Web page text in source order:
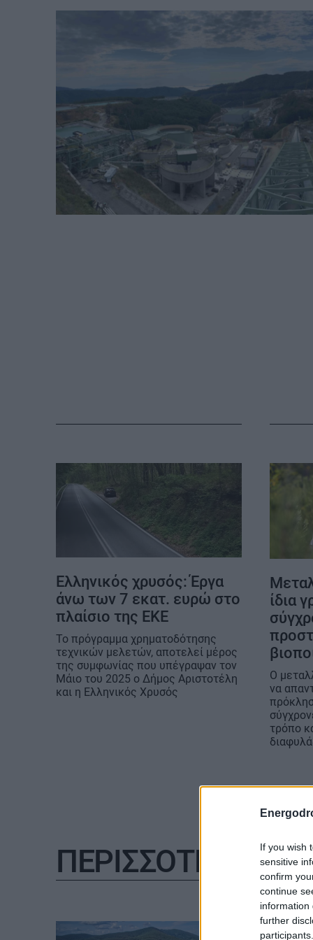
If you wish
sensitive
confirm
continue
information
further
– Αμετάβλητο το
χρονοδιάγραμμα για το 2032
ΠΕΡΙΒΑΛΛΟΝ
ΕΝΕΡΓΕΙΑ
ΜΕΤΑΦΟΡΕΣ -
Ελληνικός χρυσός: Έργα
άνω των 7 εκατ. ευρώ στο
πλαίσιο της ΕΚΕ
Το πρόγραμμα χρηματοδότησης
τεχνικών μελετών, αποτελεί μέρος
της συμφωνίας που υπέγραψαν τον
Μάιο του 2025 ο Δήμος Αριστοτέλη
και η Ελληνικός Χρυσός
ίδια
Ο
να
τρόπο
ΠΕΡΙΣΣΟΤΕΡΑ